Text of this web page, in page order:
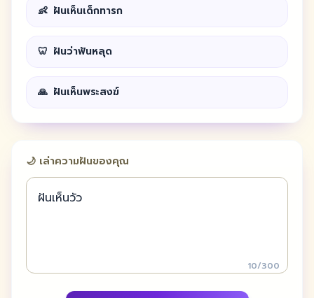
👶 ฝันเห็นเด็กทารก
🦷 ฝันว่าฟันหลุด
🙏 ฝันเห็นพระสงฆ์
🌙 เล่าความฝันของคุณ
10/300